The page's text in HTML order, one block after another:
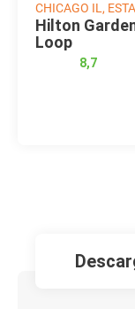
CHICAGO IL,
Hilton
Loop
8,7